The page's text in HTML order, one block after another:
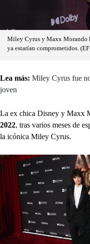
Miley Cyrus y Maxx Morando
ya estarían comprometidos.
Lea más: Miley Cyrus fue
joven
La ex chica Disney y Maxx
2022, tras varios meses de
la icónica Miley Cyrus.